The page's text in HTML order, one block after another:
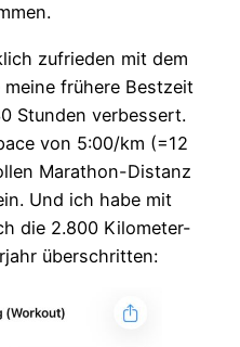
zufrieden mit dem
frühere Bestzeit
Stunden verbessert.
von 5:00/km (=12
Marathon-Distanz
Und ich habe mit
die 2.800 Kilometer-
überschritten: